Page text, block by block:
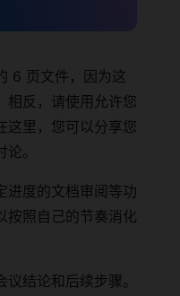
6 页文件，因为这
相反，请使用允许您
这里，您可以分享您
。
进度的文档审阅等功
按照自己的节奏消化
结论和后续步骤。